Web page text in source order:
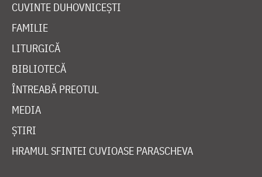
CUVINTE DUHOVNICEȘTI
FAMILIE
LITURGICĂ
BIBLIOTECĂ
ÎNTREABĂ PREOTUL
MEDIA
ȘTIRI
HRAMUL SFINTEI CUVIOASE PARASCHEVA